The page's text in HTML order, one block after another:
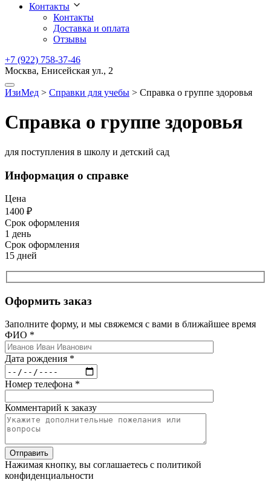
Контакты
Контакты
Доставка и оплата
Отзывы
+7 (922) 758-37-46
Москва, Енисейская ул., 2
ИзиМед > Справки для учебы > Справка о группе здоровья
Справка о группе здоровья
для поступления в школу и детский сад
Информация о справке
Цена
1400 ₽
Срок оформления
1 день
Срок оформления
15 дней
Оформить заказ
Заполните форму, и мы свяжемся с вами в ближайшее время
ФИО *
Дата рождения *
Номер телефона *
Комментарий к заказу
Нажимая кнопку, вы соглашаетесь с политикой
конфиденциальности